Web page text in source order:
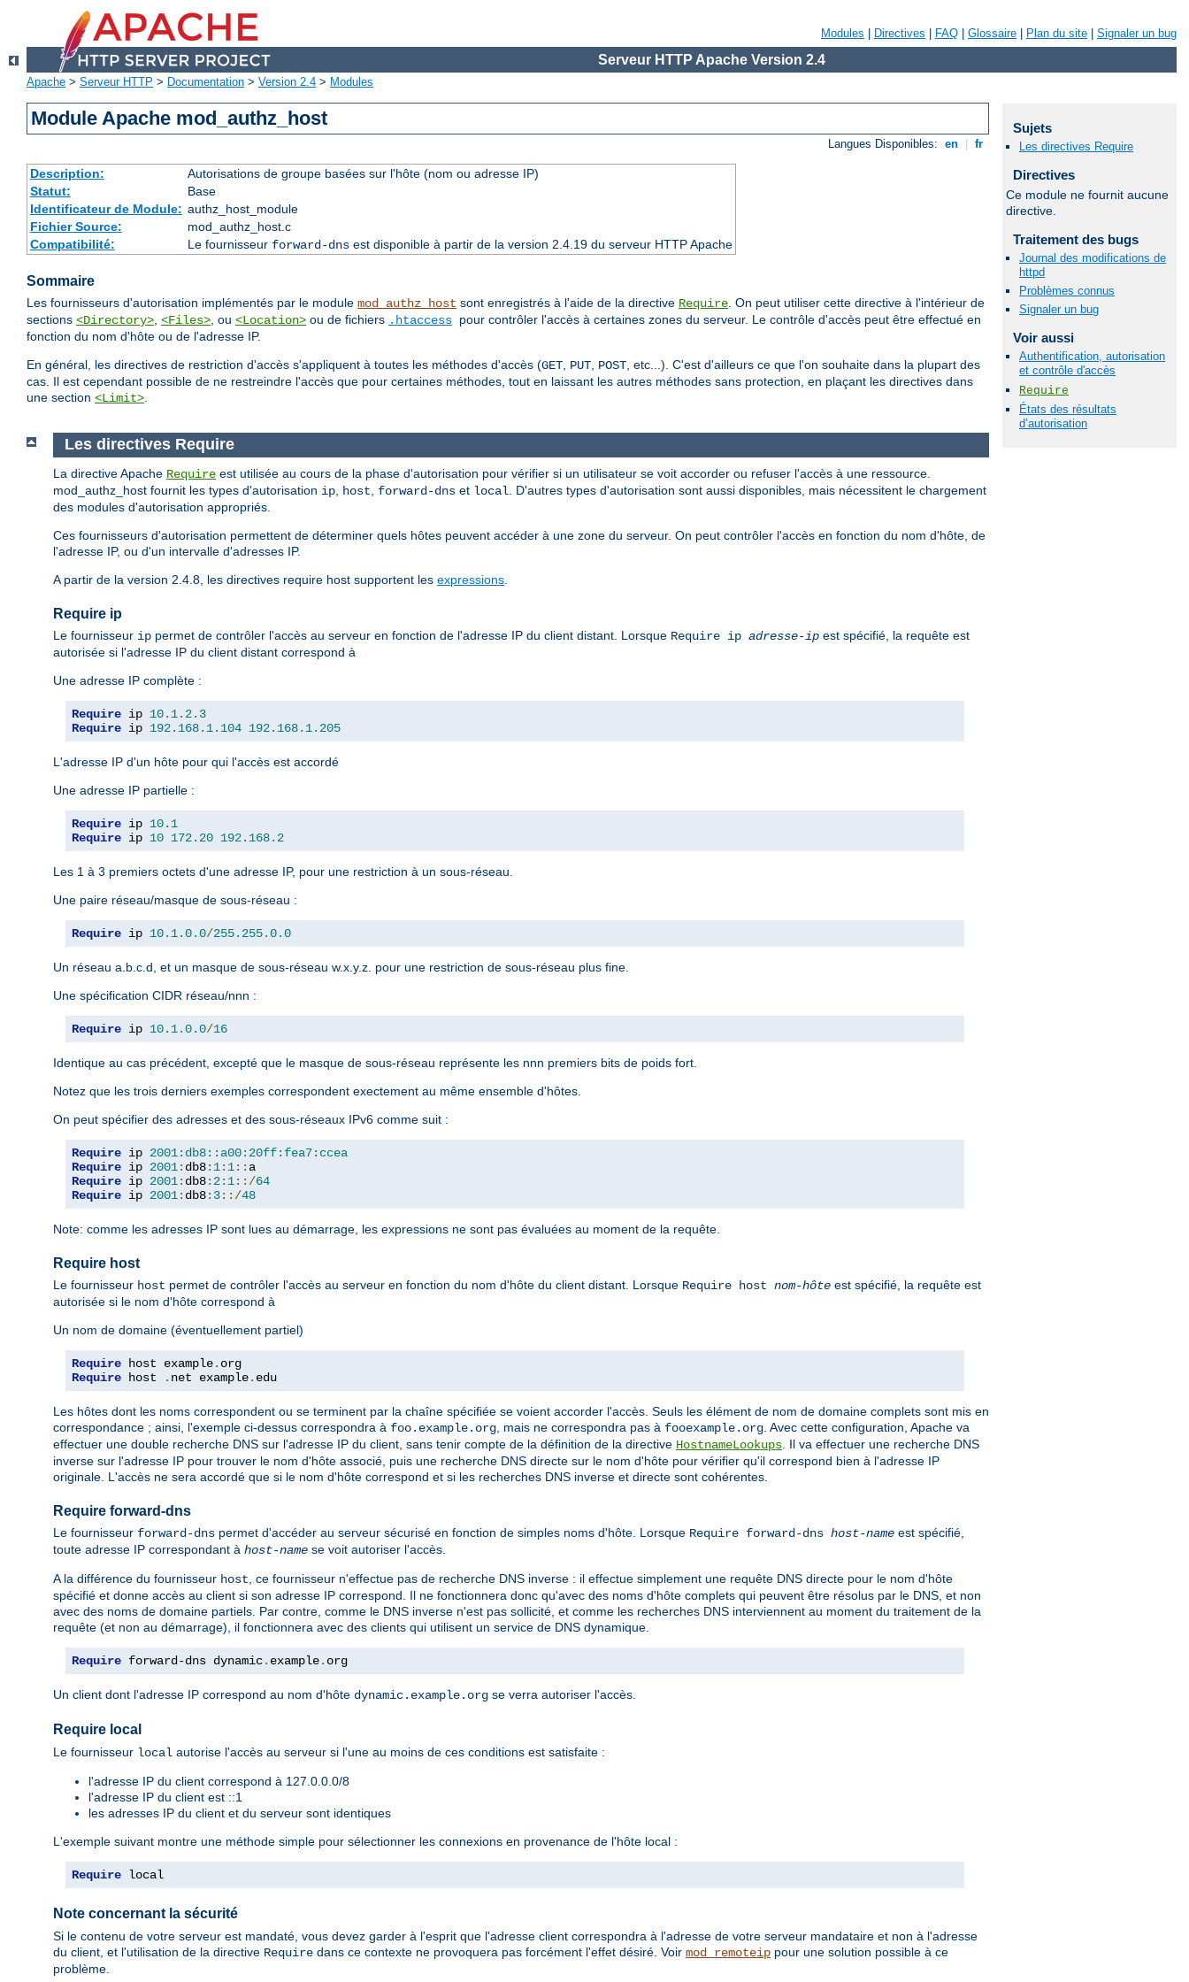
Modules Directives FAQ Glossaire Plan du site Signaler un bug
Serveur HTTP Apache Version 2.4
Apache > Serveur HTTP > Documentation > Version 2.4 > Modules
Module Apache mod_authz_host
Langues Disponibles: en fr
Description:
Autorisations de groupe basées sur l'hôte (nom ou adresse IP)
Statut:
Base
Identificateur de Module: authz_host_module
Fichier Source:
mod_authz_host.c
Compatibilité:
Le fournisseur forward-dnsest disponible à partir de la version 2.4.19 du serveur HTTP Apache
Sommaire
Les fournisseurs d'autorisation implémentés par le module mod_authz_host sont enregistrés à l'aide de la directive Require. On peut utiliser cette directive à l'intérieur de
sections <Directory>, <Files>, ou <Location> ou de fichiers .htaccess pour contrôler l'accès à certaines zones du serveur. Le contrôle d'accès peut être effectué en
fonction du nom d'hôte ou de l'adresse IP.
En général, les directives de restriction d'accès s'appliquent à toutes les méthodes d'accès (GET, PUT, POST, etc...). C'est d'ailleurs ce que l'on souhaite dans la plupart des
cas. Il est cependant possible de ne restreindre l'accès que pour certaines méthodes, tout en laissant les autres méthodes sans protection, en plaçant les directives dans
une section <Limit>.
Les directives Require
La directive Apache Require est utilisée au cours de la phase d'autorisation pour vérifier si un utilisateur se voit accorder ou refuser l'accès à une ressource.
mod_authz_host fournit les types d'autorisation ip host forward-dns et local . D'autres types d'autorisation sont aussi disponibles, mais nécessitent le chargement
des modules d'autorisation appropriés.
Ces fournisseurs d'autorisation permettent de déterminer quels hôtes peuvent accéder à une zone du serveur. On peut contrôler l'accès en fonction du nom d'hôte, de
l'adresse IP, ou d'un intervalle d'adresses IP.
A partir de la version 2.4.8, les directives require host supportent les expressions
Require ip
Le fournisseur ip permet de contrôler l'accès au serveur en fonction de l'adresse IP du client distant. Lorsque Require ip adresse-ip est spécifié, la requête est
autorisée si l'adresse IP du client distant correspond à
Une adresse IP complète :
Require ip 10.1. 2.3
Require ip 192.168. 1.104 192.168. 1.205
L'adresse IP d'un hôte pour qui l'accès est accordé
Une adresse IP partielle :
Require ip 10.1
Require ip 10 172.20 192.168. 2
Les 1 à 3 premiers octets d'une adresse IP, pour une restriction à un sous-réseau.
Une paire réseau/masque de sous-réseau :
Require ip 10.1.0.0/255.255.0.0
Un réseau a.b.c.d, et un masque de sous-réseau w.x.y.z. pour une restriction de sous-réseau plus fine.
Une spécification CIDR réseau/nnn :
Require ip 10.1.0.0/16
Identique au cas précédent, excepté que le masque de sous-réseau représente les nnn premiers bits de poids fort.
Notez que les trois derniers exemples correspondent exectement au même ensemble d'hôtes.
On peut spécifier des adresses et des sous-réseaux IPv6 comme suit :
Require ip 2001:db8::a00:20ff:fea7:ccea
Require ip 2001: db8: 1: 1::
Require ip 2001: db8: 2: 1::/64
Require ip 2001: db8: 3::/48
Note: comme les adresses IP sont lues au démarrage, les expressions ne sont pas évaluées au moment de la requête.
Require host
Le fournisseur host permet de contrôler l'accès au serveur en fonction du nom d'hôte du client distant. Lorsque Require host nom-hôte est spécifié, la requête est
autorisée si le nom d'hôte correspond à
Un nom de domaine (éventuellement partiel)
Require host example.
Require host . net example. edu
Les hôtes dont les noms correspondent ou se terminent par la chaîne spécifiée se voient accorder l'accès. Seuls les élément de nom de domaine complets sont mis en
correspondance ; ainsi, l'exemple ci-dessus correspondra à foo.example.org, mais ne correspondra pas à fooexample.org. Avec cette configuration, Apache va
effectuer une double recherche DNS sur l'adresse IP du client, sans tenir compte de la définition de la directive HostnameLookups. Il va effectuer une recherche DNS
inverse sur l'adresse IP pour trouver le nom d'hôte associé, puis une recherche DNS directe sur le nom d'hôte pour vérifier qu'il correspond bien à l'adresse IP
originale. L'accès ne sera accordé que si le nom d'hôte correspond et si les recherches DNS inverse et directe sont cohérentes.
Require forward-dns
Le fournisseur forward-dns permet d'accéder au serveur sécurisé en fonction de simples noms d'hôte. Lorsque Require forward-dns host-name est spécifié,
toute adresse IP correspondant à host-name se voit autoriser l'accès.
A la différence du fournisseur host, ce fournisseur n'effectue pas de recherche DNS inverse : il effectue simplement une requête DNS directe pour le nom d'hôte
spécifié et donne accès au client si son adresse IP correspond. Il ne fonctionnera donc qu'avec des noms d'hôte complets qui peuvent être résolus par le DNS, et non
avec des noms de domaine partiels. Par contre, comme le DNS inverse n'est pas sollicité, et comme les recherches DNS interviennent au moment du traitement de la
requête (et non au démarrage), il fonctionnera avec des clients qui utilisent un service de DNS dynamique.
Require forward-dns dynamic. example. org
Un client dont l'adresse IP correspond au nom d'hôte dynamic.example.org se verra autoriser l'accès.
Require local
Le fournisseur local autorise l'accès au serveur si l'une au moins de ces conditions est satisfaite :
l'adresse IP du client correspond à 127.0.0.0/8
l'adresse IP du client est ::1
les adresses IP du client et du serveur sont identiques
L'exemple suivant montre une méthode simple pour sélectionner les connexions en provenance de l'hôte local :
Require local
Note concernant la sécurité
Si le contenu de votre serveur est mandaté, vous devez garder à l'esprit que l'adresse client correspondra à l'adresse de votre serveur mandataire et non à l'adresse
du client, et l'utilisation de la directive Require dans ce contexte ne provoquera pas forcément l'effet désiré. Voir mod_remoteip pour une solution possible à ce
problème.
Sujets
Les directives Require
Directives
Ce module ne fournit aucune
directive.
Traitement des bugs
Journal des modifications de
httpd
Problèmes connus
Signaler un bug
Voir aussi
Authentification, autorisation
et contrôle d'accès
Require
États des résultats
d’autorisation